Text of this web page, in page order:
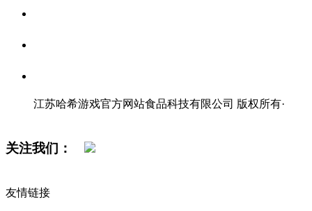
江苏哈希游戏官方网站食品科技有限公司 版权所有·
关注我们：
友情链接